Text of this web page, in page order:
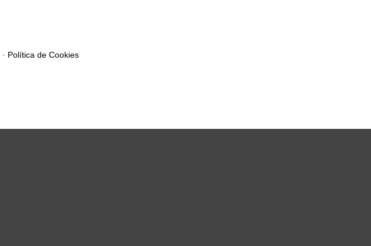
· Política de Cookies